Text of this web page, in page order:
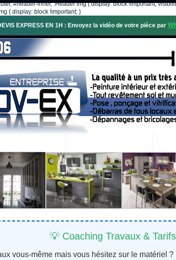
#header-inner, .Header img { display: block !important;
{ display: block !important; }
EXPRESS EN 1H : Envoyez la vidéo de votre pièce par
💡 Coaching Travaux &
vous-même mais vous hésitez sur le matériel ?